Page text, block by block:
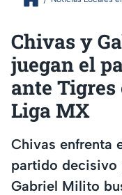
Chivas y
juegan el
ante Tigres
Liga MX
Chivas enfrenta
partido decisivo
Gabriel Milito